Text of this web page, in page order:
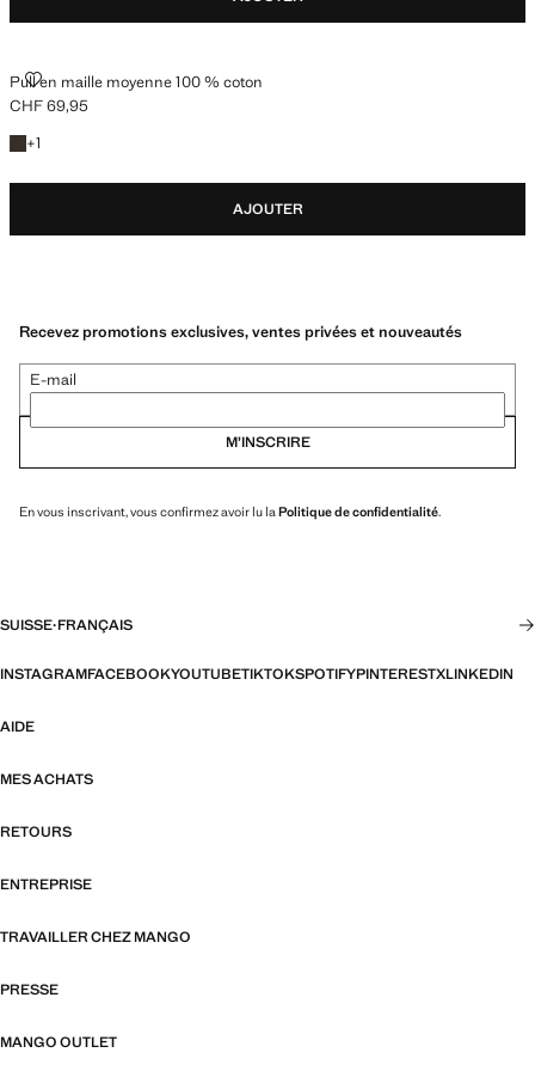
Pull en maille moyenne 100 % coton
PULL EN MAILLE MOYENNE 100 % COTON
Prix actuel [CHF 69,95 ]
CHF 69,95
+1
+1 couleur
AJOUTER
Recevez promotions exclusives, ventes privées et nouveautés
E-mail
M’INSCRIRE
En vous inscrivant, vous confirmez avoir lu la Politique de confidentialité.
SUISSE·FRANÇAIS
INSTAGRAMFACEBOOKYOUTUBETIKTOKSPOTIFYPINTERESTXLINKEDIN
AIDE
MES ACHATS
RETOURS
ENTREPRISE
TRAVAILLER CHEZ MANGO
PRESSE
MANGO OUTLET